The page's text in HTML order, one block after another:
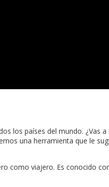
los países del mundo. ¿Vas
una herramienta que le
como viajero. Es conocido